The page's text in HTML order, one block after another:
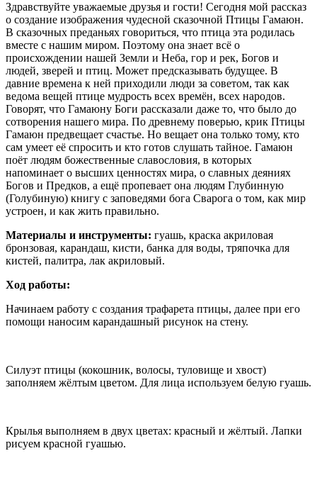
Здравствуйте уважаемые друзья и гости! Сегодня мой рассказ
о создание изображения чудесной сказочной Птицы Гамаюн.
В сказочных преданьях говориться, что птица эта родилась
вместе с нашим миром. Поэтому она знает всё о
происхождении нашей Земли и Неба, гор и рек, Богов и
людей, зверей и птиц. Может предсказывать будущее. В
давние времена к ней приходили люди за советом, так как
ведома вещей птице мудрость всех времён, всех народов.
Говорят, что Гамаюну Боги рассказали даже то, что было до
сотворения нашего мира. По древнему поверью, крик Птицы
Гамаюн предвещает счастье. Но вещает она только тому, кто
сам умеет её спросить и кто готов слушать тайное. Гамаюн
поёт людям божественные славословия, в которых
напоминает о высших ценностях мира, о славных деяниях
Богов и Предков, а ещё пропевает она людям Глубинную
(Голубиную) книгу с заповедями бога Сварога о том, как мир
устроен, и как жить правильно.
Материалы и инструменты: гуашь, краска акриловая
бронзовая, карандаш, кисти, банка для воды, тряпочка для
кистей, палитра, лак акриловый.
Ход работы:
Начинаем работу с создания трафарета птицы, далее при его
помощи наносим карандашный рисунок на стену.
Силуэт птицы (кокошник, волосы, туловище и хвост)
заполняем жёлтым цветом. Для лица используем белую гуашь.
Крылья выполняем в двух цветах: красный и жёлтый. Лапки
рисуем красной гуашью.